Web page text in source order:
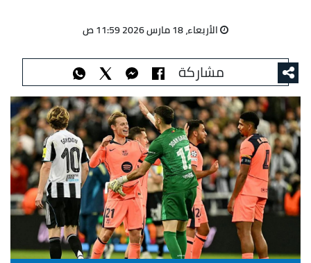
الأربعاء، 18 مارس 2026 11:59 ص
مشاركة